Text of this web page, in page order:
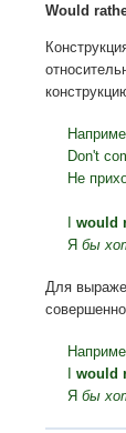
Would
Don't
Не
would
Я бы
Для
would
Я бы